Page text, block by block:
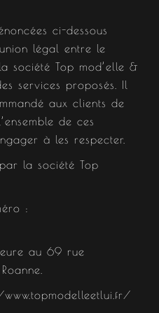
ci-dessous
légal entre le
société Top mod’elle &
services proposés. Il
aux clients de
de ces
à les respecter.
la société Top
:
au 69 rue